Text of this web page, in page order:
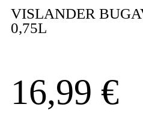
VISLANDER
0,75L
16,99 €